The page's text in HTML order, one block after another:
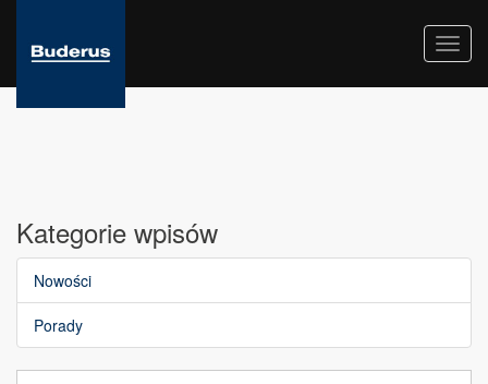
Kategorie wpisów
Nowości
Porady